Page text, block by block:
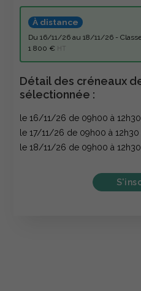
À distance
du 16/11/26 au
1 800 € HT
Détail des créneaux
sélectionnée :
le 16/11/26 de 09h00 à
le 17/11/26 de 09h00 à
le 18/11/26 de 09h00 à